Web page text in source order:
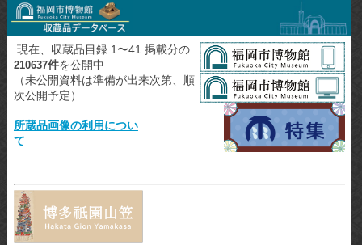
現在、収蔵品目録 1〜41 掲載分の
210637件を公開中
（未公開資料は準備が出来次第、順
次公開予定）
所蔵品画像の利用につい
て